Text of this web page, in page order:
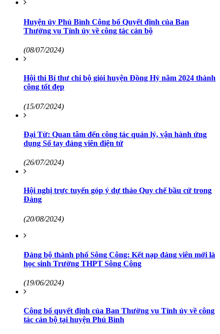
Huyện ủy Phú Bình Công bố Quyết định của Ban
Thường vụ Tỉnh ủy về công tác cán bộ
(08/07/2024)
Hội thi Bí thư chi bộ giỏi huyện Đồng Hỷ năm 2024 thành
công tốt đẹp
(15/07/2024)
Đại Từ: Quan tâm đến công tác quản lý, vận hành ứng
dụng Sổ tay đảng viên điện tử
(26/07/2024)
Hội nghị trực tuyến góp ý dự thảo Quy chế bầu cử trong
Đảng
(20/08/2024)
Đảng bộ thành phố Sông Công: Kết nạp đảng viên mới là
học sinh Trường THPT Sông Công
(19/06/2024)
Công bố quyết định của Ban Thường vụ Tỉnh ủy về công
tác cán bộ tại huyện Phú Bình